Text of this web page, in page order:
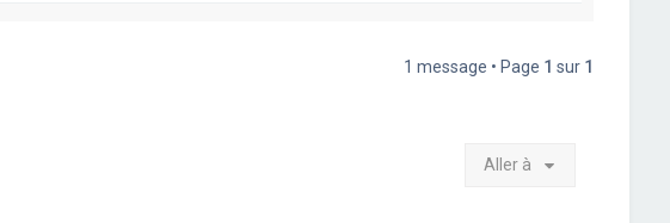
1 message • Page 1 sur 1
Aller à